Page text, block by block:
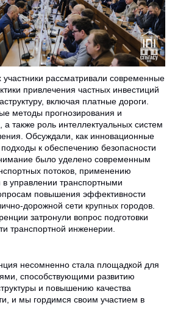
участники рассматривали современные
привлечения частных инвестиций
включая платные дороги.
методы прогнозирования и
также роль интеллектуальных систем
Обсуждали, как инновационные
к обеспечению безопасности
было уделено современным
потоков, применению
управлении транспортными
повышения эффективности
дорожной сети крупных городов.
затронули вопрос подготовки
транспортной инженерии.
несомненно стала площадкой для
способствующими развитию
и повышению качества
и мы гордимся своим участием в